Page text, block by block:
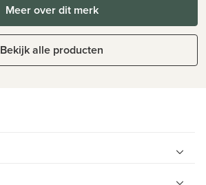
Meer over dit merk
Bekijk alle producten